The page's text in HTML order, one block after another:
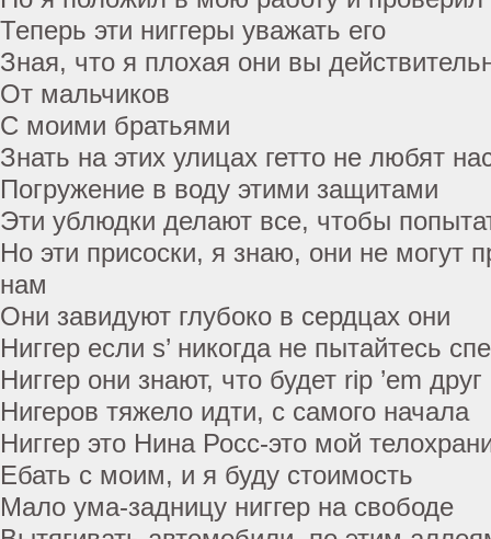
Теперь эти ниггеры уважать его
Зная, что я плохая они вы
От мальчиков
С моими братьями
Знать на этих улицах гетто не любят
Погружение в воду этими защитами
Эти ублюдки делают все, чтобы
Но эти присоски, я знаю, они не могут
нам
Они завидуют глубоко в сердцах они
Ниггер если s’ никогда не пытайтесь
Ниггер они знают, что будет rip ’em друг
Нигеров тяжело идти, с самого начала
Ниггер это Нина Росс-это мой
Ебать с моим, и я буду стоимость
Мало ума-задницу ниггер на свободе